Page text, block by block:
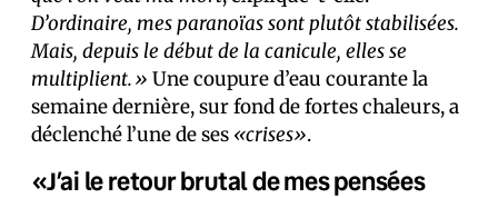
D’ordinaire, mes paranoïas sont plutôt stabilisées.
Mais, depuis le début de la canicule, elles se
multiplient.» Une coupure d’eau courante la
semaine dernière, sur fond de fortes chaleurs, a
déclenché l’une de ses «crises».
«J’ai le retour brutal de mes pensées